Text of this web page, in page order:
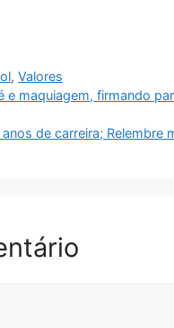
,Valores
e maquiagem, firmando
de carreira;